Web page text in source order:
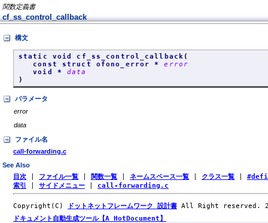
関数定義書
cf_ss_control_callback
構文
static void cf_ss_control_callback (
const struct ofono_error *error
void *data
)
パラメータ
error
data
ファイル名
call-forwarding.c
See Also
目次 ファイル一覧 関数一覧 ネームスペース一覧 クラス一覧
索引
サイドメニュー call-forwarding.c
Copyright(C) ドットネットフレームワーク 設計書 All Right reserved.
ドキュメント自動生成ツール【A HotDocument】